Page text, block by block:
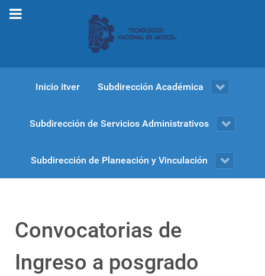
Inicio itver Subdirección Académica
Subdirección de Servicios Administrativos
Subdirección de Planeación y Vinculación
Convocatorias de
Ingreso a posgrado